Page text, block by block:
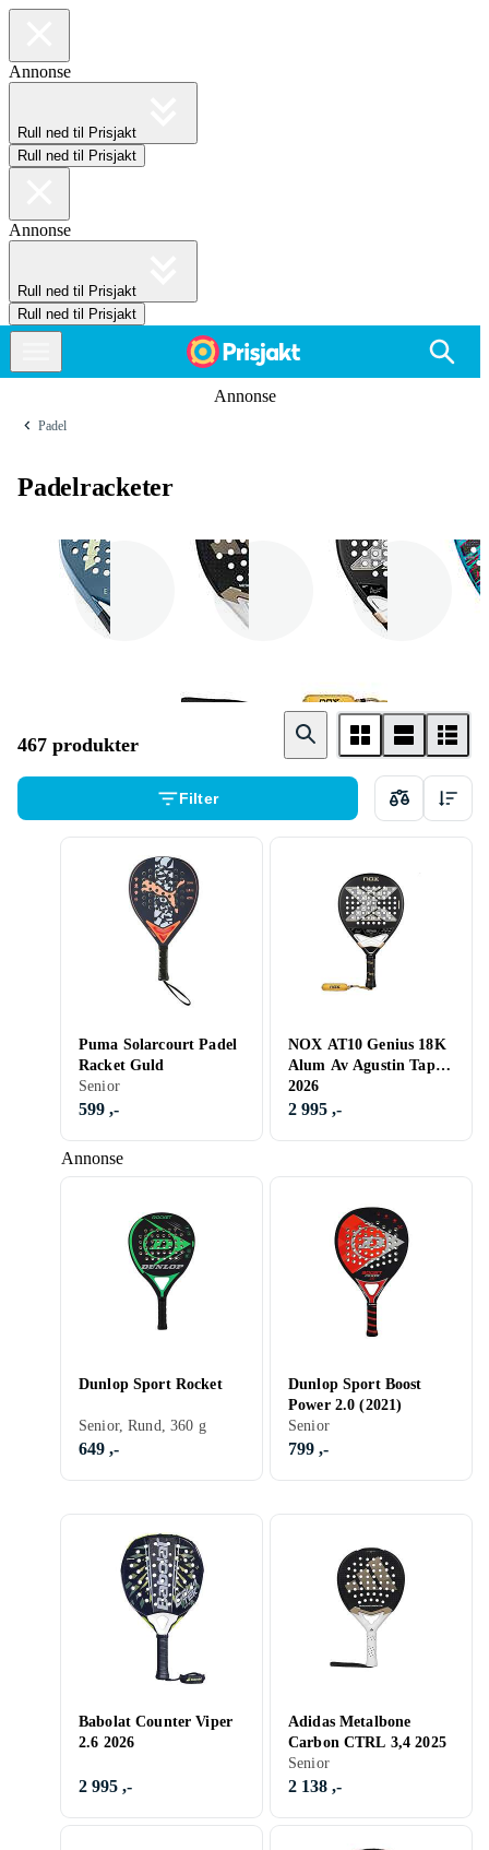
Annonse
Rull ned til Prisjakt
Rull ned til Prisjakt
Annonse
Rull ned til Prisjakt
Rull ned til Prisjakt
Annonse
Padel
Padelracketer
467 produkter
Filter
Annonse
Puma Solarcourt Padel
Racket Guld
Senior
599 ,-
NOX AT10 Genius 18K
Alum Av Agustin Tapia
2026
2 995 ,-
Dunlop Sport Rocket
Senior, Rund, 360 g
649 ,-
Dunlop Sport Boost
Power 2.0 (2021)
Senior
799 ,-
Babolat Counter Viper
2.6 2026
2 995 ,-
Adidas Metalbone
Carbon CTRL 3,4 2025
Senior
2 138 ,-